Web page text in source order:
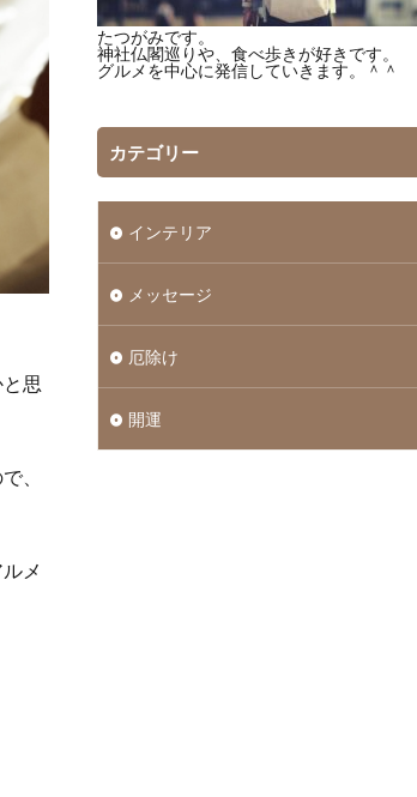
思
、
メ
たつがみです。
神社仏閣巡りや、食べ歩きが好きです。
グルメを中心に発信していきます。＾＾
カテゴリー
インテリア
メッセージ
厄除け
開運